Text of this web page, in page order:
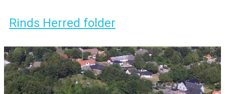
Rinds Herred folder